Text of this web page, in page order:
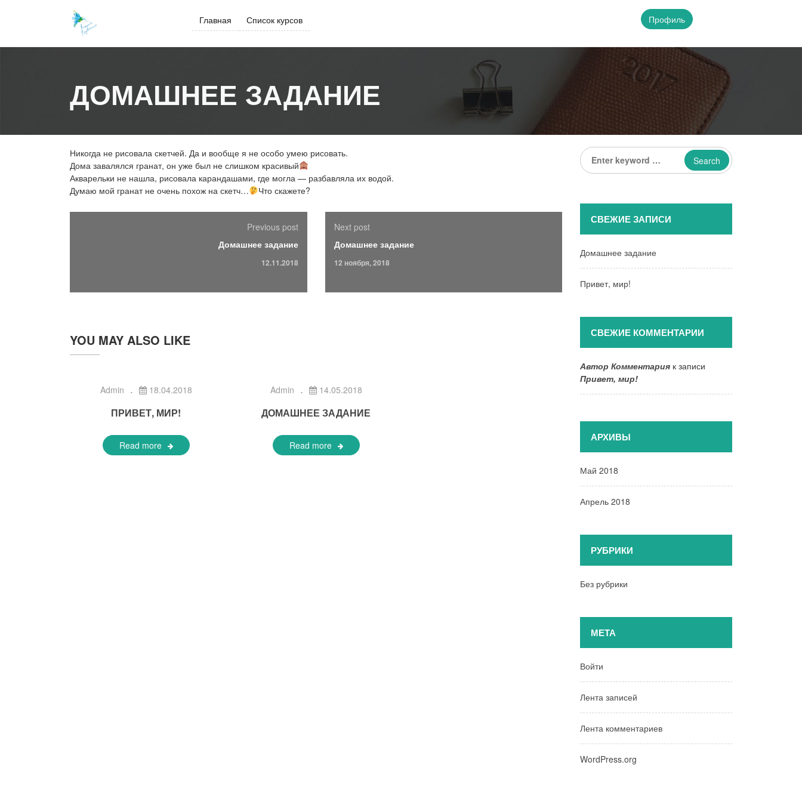
Главная Список курсов Профиль
ДОМАШНЕЕ ЗАДАНИЕ
Никогда не рисовала скетчей. Да и вообще я не особо умею рисовать.
Дома завалялся гранат, он уже был не слишком красивый
Акварельки не нашла, рисовала карандашами, где могла — разбавляла их водой.
Думаю мой гранат не очень похож на скетч…
Что скажете?
Previous post
Домашнее задание
12.11.2018
Next post
Домашнее задание
12 ноября, 2018
YOU MAY ALSO LIKE
Admin 18.04.2018
ПРИВЕТ, МИР!
Read more
Admin 14.05.2018
ДОМАШНЕЕ ЗАДАНИЕ
Read more
Enter
keyword
СВЕЖИЕ ЗАПИСИ
Домашнее задание
Привет, мир!
СВЕЖИЕ КОММЕНТАРИИ
Автор Комментария к записи
Привет, мир!
АРХИВЫ
Май 2018
Апрель 2018
РУБРИКИ
Без рубрики
МЕТА
Войти
Лента записей
Лента комментариев
WordPress.org